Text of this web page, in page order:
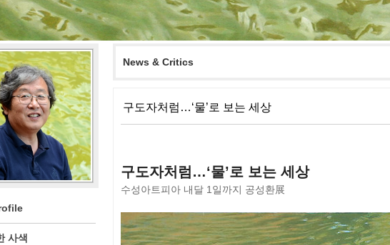
사색
News & Critics
구도자처럼…‘물’로 보는 세상
구도자처럼…‘물’로 보는 세상
수성아트피아 내달 1일까지 공성환展